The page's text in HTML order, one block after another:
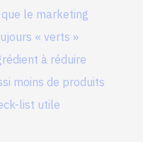
le marketing
« verts »
à réduire
moins de produits
list utile